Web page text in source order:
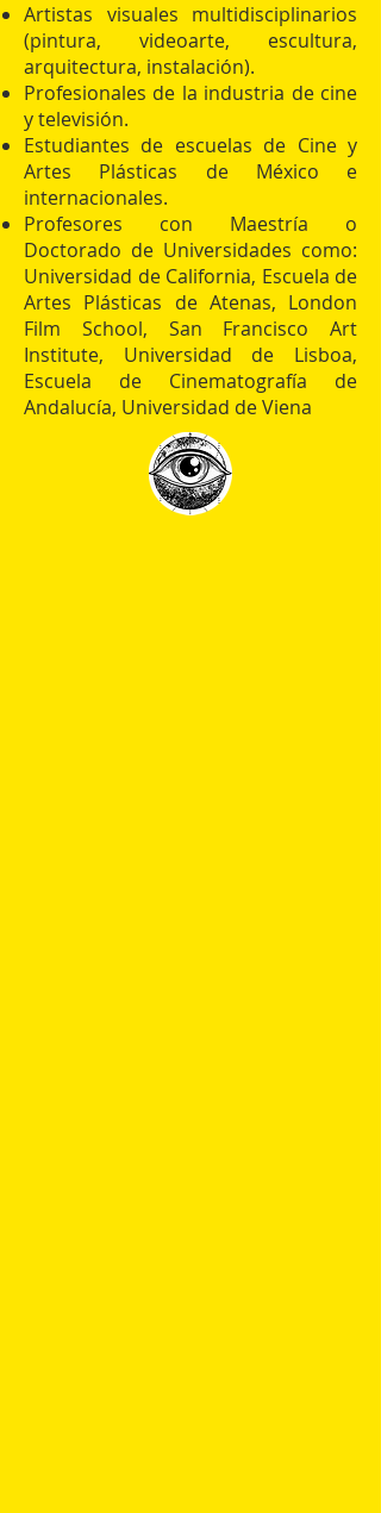
Artistas visuales multidisciplinarios
(pintura, videoarte, escultura,
arquitectura, instalación).
Profesionales de la industria de cine
y televisión.
Estudiantes de escuelas de Cine y
Artes Plásticas de México e
internacionales.
Profesores con Maestría o
Doctorado de Universidades como:
Universidad de California, Escuela de
Artes Plásticas de Atenas, London
Film School, San Francisco Art
Institute, Universidad de Lisboa,
Escuela de Cinematografía de
Andalucía, Universidad de Viena